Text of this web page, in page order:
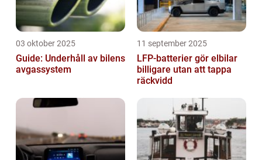
03 oktober 2025
Guide: Underhåll av bilens
avgassystem
11 september 2025
LFP-batterier gör elbilar
billigare utan att tappa
räckvidd